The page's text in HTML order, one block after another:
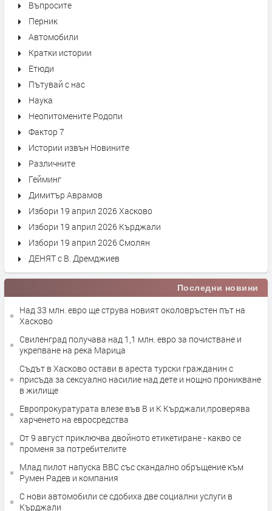
Въпросите
Перник
Автомобили
Кратки истории
Етюди
Пътувай с нас
Наука
Неопитомените Родопи
Фактор 7
Истории извън Новините
Различните
Гейминг
Димитър Аврамов
Избори 19 април 2026 Хасково
Избори 19 април 2026 Кърджали
Избори 19 април 2026 Смолян
ДЕНЯТ с В. Дремджиев
Последни новини
Над 33 млн. евро ще струва новият околовръстен път на
Хасково
Свиленград получава над 1,1 млн. евро за почистване и
укрепване на река Марица
Съдът в Хасково остави в ареста турски гражданин с
присъда за сексуално насилие над дете и нощно проникване
в жилище
Европрокуратурата влезе във В и К Кърджали,проверява
харченето на евросредства
От 9 август приключва двойното етикетиране - какво се
променя за потребителите
Млад пилот напуска ВВС със скандално обръщение към
Румен Радев и компания
С нови автомобили се сдобиха две социални услуги в
Кърджали